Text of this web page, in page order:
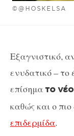
©@HOSKELSA
Εξαγνιστικό,
ενυδατικό – το
επίσηματο
καθώς και ο
επιδερμίδα.